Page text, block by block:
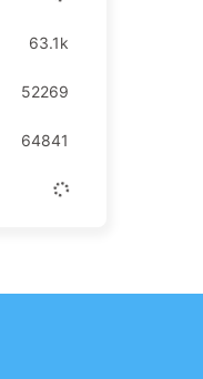
63.1k
52269
64841